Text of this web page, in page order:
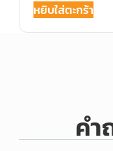
หยิบใส่ตะกร้า
คำ